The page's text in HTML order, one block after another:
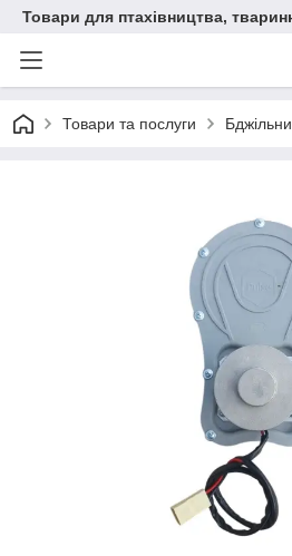
Товари для птахівництва,
Товари та послуги